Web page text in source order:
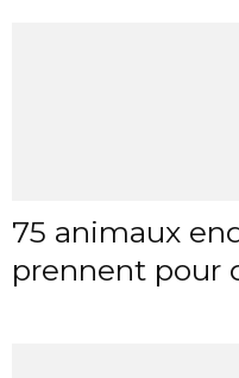
75 animaux
prennent pour